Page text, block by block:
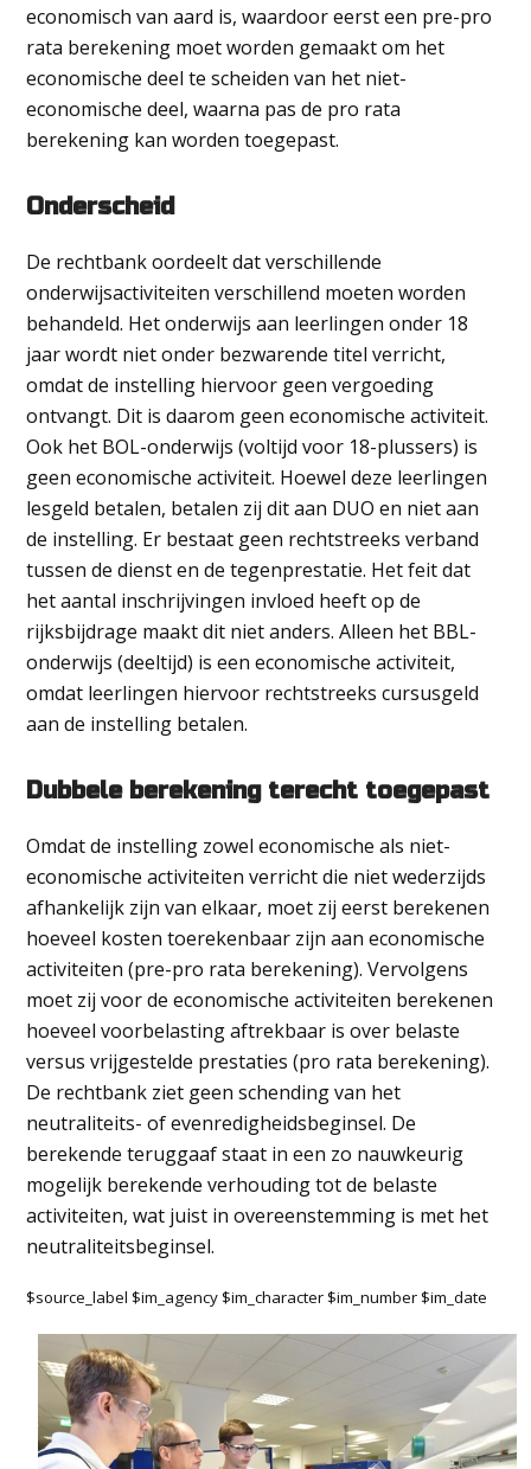
economisch van aard is, waardoor eerst een pre-pro
rata berekening moet worden gemaakt om het
economische deel te scheiden van het niet-
economische deel, waarna pas de pro rata
berekening kan worden toegepast.
Onderscheid
De rechtbank oordeelt dat verschillende
onderwijsactiviteiten verschillend moeten worden
behandeld. Het onderwijs aan leerlingen onder 18
jaar wordt niet onder bezwarende titel verricht,
omdat de instelling hiervoor geen vergoeding
ontvangt. Dit is daarom geen economische activiteit.
Ook het BOL-onderwijs (voltijd voor 18-plussers) is
geen economische activiteit. Hoewel deze leerlingen
lesgeld betalen, betalen zij dit aan DUO en niet aan
de instelling. Er bestaat geen rechtstreeks verband
tussen de dienst en de tegenprestatie. Het feit dat
het aantal inschrijvingen invloed heeft op de
rijksbijdrage maakt dit niet anders. Alleen het BBL-
onderwijs (deeltijd) is een economische activiteit,
omdat leerlingen hiervoor rechtstreeks cursusgeld
aan de instelling betalen.
Dubbele berekening terecht toegepast
Omdat de instelling zowel economische als niet-
economische activiteiten verricht die niet wederzijds
afhankelijk zijn van elkaar, moet zij eerst berekenen
hoeveel kosten toerekenbaar zijn aan economische
activiteiten (pre-pro rata berekening). Vervolgens
moet zij voor de economische activiteiten berekenen
hoeveel voorbelasting aftrekbaar is over belaste
versus vrijgestelde prestaties (pro rata berekening).
De rechtbank ziet geen schending van het
neutraliteits- of evenredigheidsbeginsel. De
berekende teruggaaf staat in een zo nauwkeurig
mogelijk berekende verhouding tot de belaste
activiteiten, wat juist in overeenstemming is met het
neutraliteitsbeginsel.
$source_label $im_agency $im_character $im_number $im_date